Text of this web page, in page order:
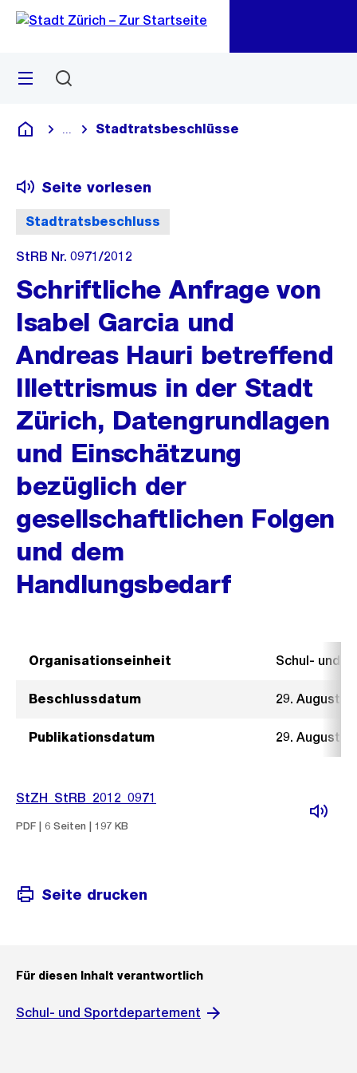
Navigation
Sprunglink
Menü
Deutsch
Blende alle Breadcrumbs ein
Stadtratsbeschlüsse
Stadtratsbeschluss
Seite vorlesen
StRB Nr. 0971/2012
Schriftliche Anfrage von
Isabel Garcia und
Andreas Hauri betreffend
Illettrismus in der Stadt
Zürich, Datengrundlagen
und Einschätzung
bezüglich der
gesellschaftlichen Folgen
und dem
Handlungsbedarf
Organisationseinheit Schul- und
Beschlussdatum 29. August
Publikationsdatum 29. August
StZH_StRB_2012_0971
PDF | 6 Seiten | 197 KB
Seite drucken
Für diesen Inhalt verantwortlich
Schul- und Sportdepartement